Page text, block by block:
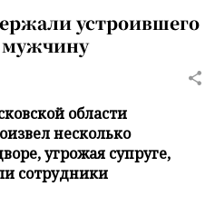
устроившего
мужчину
области
несколько
угрожая супруге,
сотрудники